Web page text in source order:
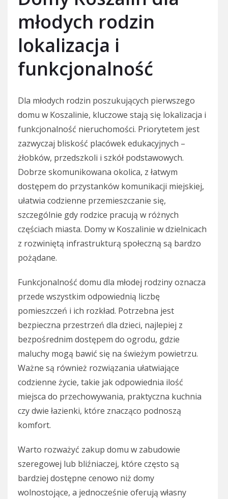
młodych rodzin
lokalizacja i
funkcjonalność
Dla młodych rodzin poszukujących pierwszego
domu w Koszalinie, kluczowe stają się lokalizacja i
funkcjonalność nieruchomości. Priorytetem jest
zazwyczaj bliskość placówek edukacyjnych –
żłobków, przedszkoli i szkół podstawowych.
Dobrze skomunikowana okolica, z łatwym
dostępem do przystanków komunikacji miejskiej,
ułatwia codzienne przemieszczanie się,
szczególnie gdy rodzice pracują w różnych
częściach miasta. Domy w Koszalinie w dzielnicach
z rozwiniętą infrastrukturą społeczną są bardzo
pożądane.
Funkcjonalność domu dla młodej rodziny oznacza
przede wszystkim odpowiednią liczbę
pomieszczeń i ich rozkład. Potrzebna jest
bezpieczna przestrzeń dla dzieci, najlepiej z
bezpośrednim dostępem do ogrodu, gdzie
maluchy mogą bawić się na świeżym powietrzu.
Ważne są również rozwiązania ułatwiające
codzienne życie, takie jak odpowiednia ilość
miejsca do przechowywania, praktyczna kuchnia
czy dwie łazienki, które znacząco podnoszą
komfort.
Warto rozważyć zakup domu w zabudowie
szeregowej lub bliźniaczej, które często są
bardziej dostępne cenowo niż domy
wolnostojące, a jednocześnie oferują własny